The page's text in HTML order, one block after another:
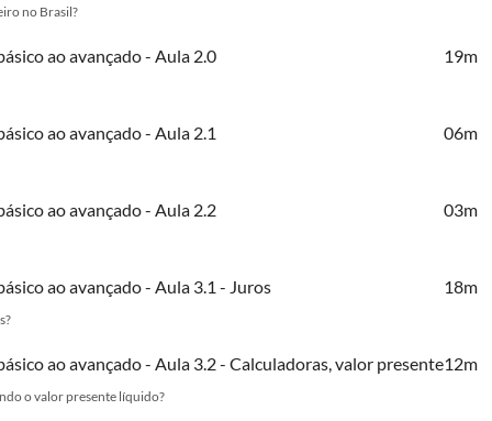
no Brasil?
ao avançado - Aula 2.0 19m
ao avançado - Aula 2.1 06m
ao avançado - Aula 2.2 03m
ao avançado - Aula 3.1 - Juros 18m
ao avançado - Aula 3.2 - Calculadoras, valor presente12m
o valor presente líquido?